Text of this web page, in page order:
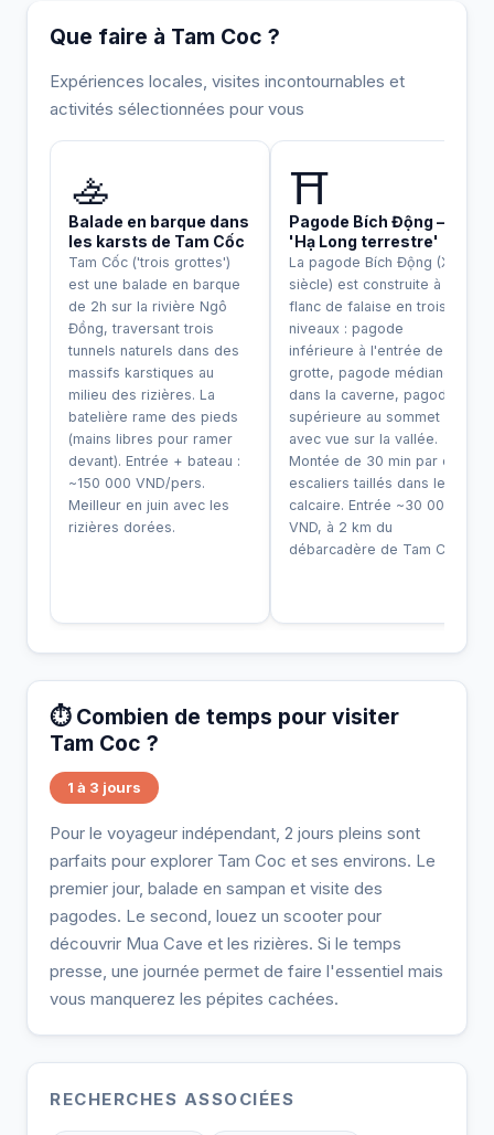
Que faire à Tam Coc ?
Expériences locales, visites incontournables et
activités sélectionnées pour vous
🚣
Balade en barque dans
les karsts de Tam Cốc
Tam Cốc ('trois grottes')
est une balade en barque
de 2h sur la rivière Ngô
Đồng, traversant trois
tunnels naturels dans des
massifs karstiques au
milieu des rizières. La
batelière rame des pieds
(mains libres pour ramer
devant). Entrée + bateau :
~150 000 VND/pers.
Meilleur en juin avec les
rizières dorées.
⛩️
Pagode Bích Động — la
'Hạ Long terrestre'
La pagode Bích Động (XIIe
siècle) est construite à
flanc de falaise en trois
niveaux : pagode
inférieure à l'entrée de la
grotte, pagode médiane
dans la caverne, pagode
supérieure au sommet
avec vue sur la vallée.
Montée de 30 min par des
escaliers taillés dans le
calcaire. Entrée ~30 000
VND, à 2 km du
débarcadère de Tam Cốc.
⏱️ Combien de temps pour visiter
Tam Coc ?
1 à 3 jours
Pour le voyageur indépendant, 2 jours pleins sont
parfaits pour explorer Tam Coc et ses environs. Le
premier jour, balade en sampan et visite des
pagodes. Le second, louez un scooter pour
découvrir Mua Cave et les rizières. Si le temps
presse, une journée permet de faire l'essentiel mais
vous manquerez les pépites cachées.
RECHERCHES ASSOCIÉES